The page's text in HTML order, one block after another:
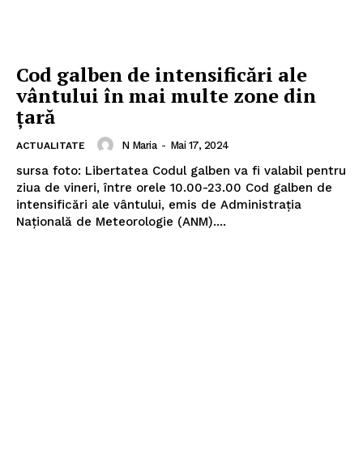
Cod galben de intensificări ale
vântului în mai multe zone din
țară
ACTUALITATE N Maria - Mai 17, 2024
sursa foto: Libertatea Codul galben va fi valabil pentru
ziua de vineri, între orele 10.00-23.00 Cod galben de
intensificări ale vântului, emis de Administraţia
Naţională de Meteorologie (ANM)....